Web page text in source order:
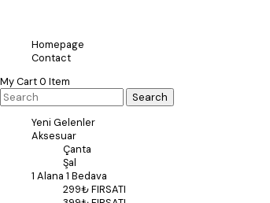
Homepage
Contact
My Cart0 Item
Yeni Gelenler
Aksesuar
Çanta
Şal
1 Alana 1 Bedava
299₺ FIRSATI